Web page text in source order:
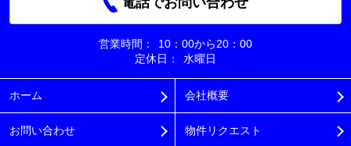
営業時間：
10：00から20：00
定休日：
水曜日
ホーム 会社概要
お問い合わせ 物件リクエスト